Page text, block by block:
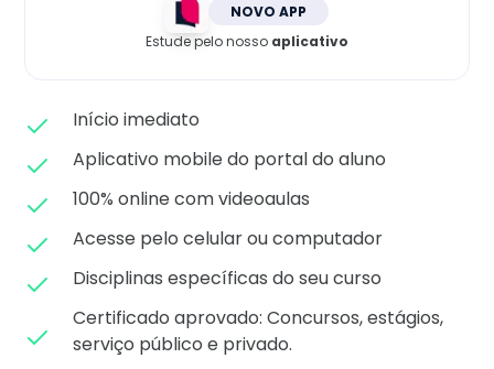
NOVO APP
Estude pelo nosso aplicativo
Início imediato
Aplicativo mobile do portal do aluno
100% online com videoaulas
Acesse pelo celular ou computador
Disciplinas específicas do seu curso
Certificado aprovado: Concursos, estágios,
serviço público e privado.